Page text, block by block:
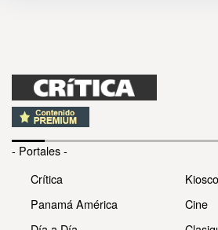
- Portales -
Crítica
Panamá América
Kiosco
Cine